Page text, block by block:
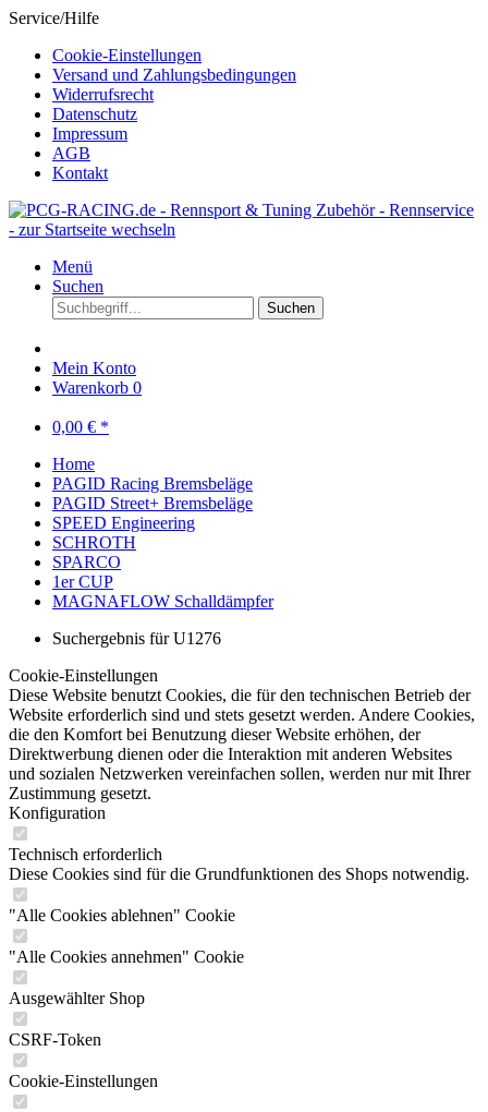
Service/Hilfe
Cookie-Einstellungen
Versand und Zahlungsbedingungen
Widerrufsrecht
Datenschutz
Impressum
AGB
Kontakt
Menü
Suchen
Suchen
Mein Konto
Warenkorb 0
0,00 € *
Home
PAGID Racing Bremsbeläge
PAGID Street+ Bremsbeläge
SPEED Engineering
SCHROTH
SPARCO
1er CUP
MAGNAFLOW Schalldämpfer
Suchergebnis für U1276
Cookie-Einstellungen
Diese Website benutzt Cookies, die für den technischen Betrieb der
Website erforderlich sind und stets gesetzt werden. Andere Cookies,
die den Komfort bei Benutzung dieser Website erhöhen, der
Direktwerbung dienen oder die Interaktion mit anderen Websites
und sozialen Netzwerken vereinfachen sollen, werden nur mit Ihrer
Zustimmung gesetzt.
Konfiguration
Technisch erforderlich
Diese Cookies sind für die Grundfunktionen des Shops notwendig.
"Alle Cookies ablehnen" Cookie
"Alle Cookies annehmen" Cookie
Ausgewählter Shop
CSRF-Token
Cookie-Einstellungen